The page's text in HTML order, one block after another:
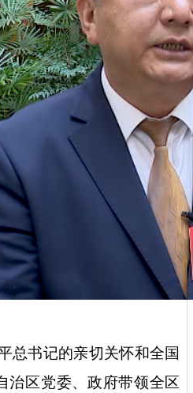
总书记的亲切关怀和全国
治区党委、政府带领全区